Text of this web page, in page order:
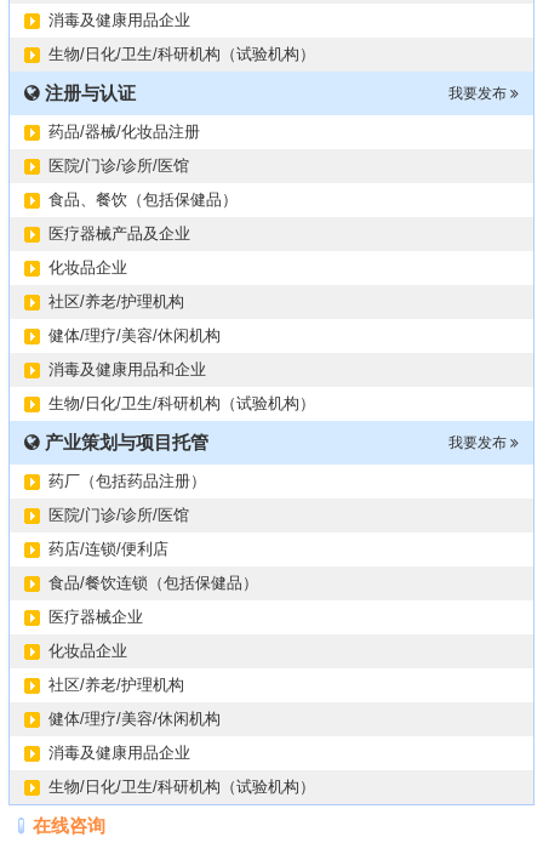
消毒及健康用品企业
生物/日化/卫生/科研机构（试验机构）
我要发布
注册与认证
药品/器械/化妆品注册
医院/门诊/诊所/医馆
食品、餐饮（包括保健品）
医疗器械产品及企业
化妆品企业
社区/养老/护理机构
健体/理疗/美容/休闲机构
消毒及健康用品和企业
生物/日化/卫生/科研机构（试验机构）
我要发布
产业策划与项目托管
药厂（包括药品注册）
医院/门诊/诊所/医馆
药店/连锁/便利店
食品/餐饮连锁（包括保健品）
医疗器械企业
化妆品企业
社区/养老/护理机构
健体/理疗/美容/休闲机构
消毒及健康用品企业
生物/日化/卫生/科研机构（试验机构）
在线咨询